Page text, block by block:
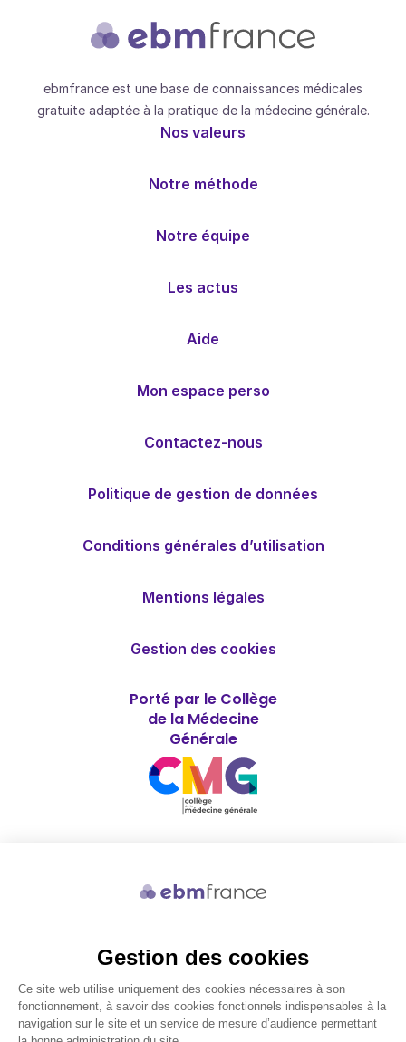
ebmfrance est une base de connaissances médicales
gratuite adaptée à la pratique de la médecine générale.
Nos valeurs
Notre méthode
Notre équipe
Les actus
Aide
Mon espace perso
Contactez-nous
Politique de gestion de données
Conditions générales d’utilisation
Mentions légales
Gestion des cookies
Porté par le Collège
de la Médecine
Générale